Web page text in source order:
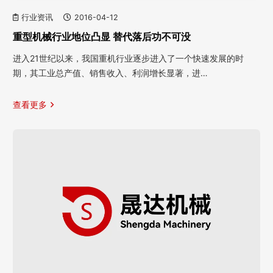
行业资讯 2016-04-12
重型机械行业地位凸显 替代落后功不可没
进入21世纪以来，我国重机行业逐步进入了一个快速发展的时
期，其工业总产值、销售收入、利润增长显著，进…
查看更多